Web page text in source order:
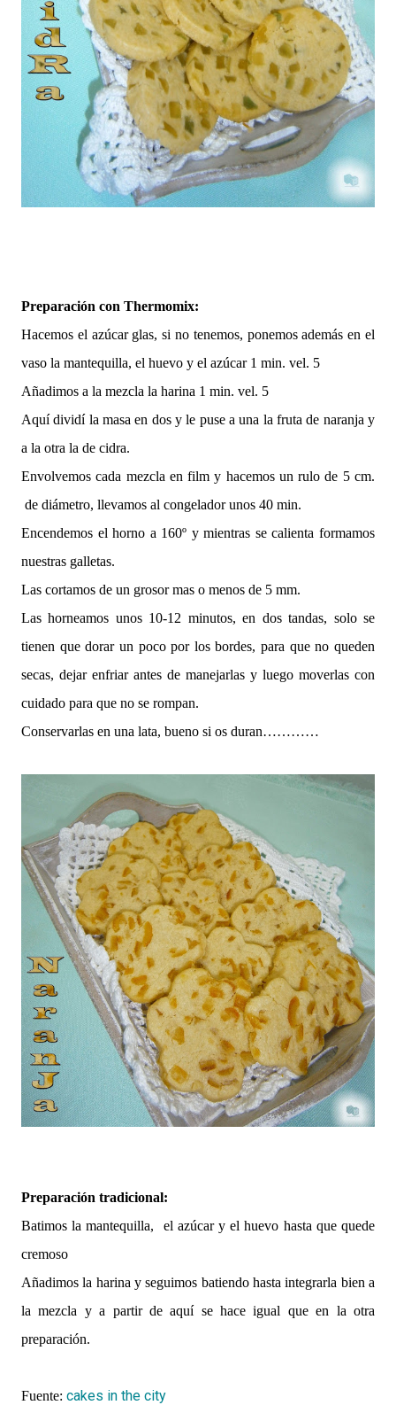
Preparación con Thermomix:
Hacemos el azúcar glas, si no tenemos, ponemos además en el
vaso la mantequilla, el huevo y el azúcar 1 min. vel. 5
Añadimos a la mezcla la harina 1 min. vel. 5
Aquí dividí la masa en dos y le puse a una la fruta de naranja y
a la otra la de cidra.
Envolvemos cada mezcla en film y hacemos un rulo de 5 cm.
de diámetro, llevamos al congelador unos 40 min.
Encendemos el horno a 160º y mientras se calienta formamos
nuestras galletas.
Las cortamos de un grosor mas o menos de 5 mm.
Las horneamos unos 10-12 minutos, en dos tandas, solo se
tienen que dorar un poco por los bordes, para que no queden
secas, dejar enfriar antes de manejarlas y luego moverlas con
cuidado para que no se rompan.
Conservarlas en una lata, bueno si os duran…………
Preparación tradicional:
Batimos la mantequilla, el azúcar y el huevo hasta que quede
cremoso
Añadimos la harina y seguimos batiendo hasta integrarla bien a
la mezcla y a partir de aquí se hace igual que en la otra
preparación.
Fuente: cakes in the city